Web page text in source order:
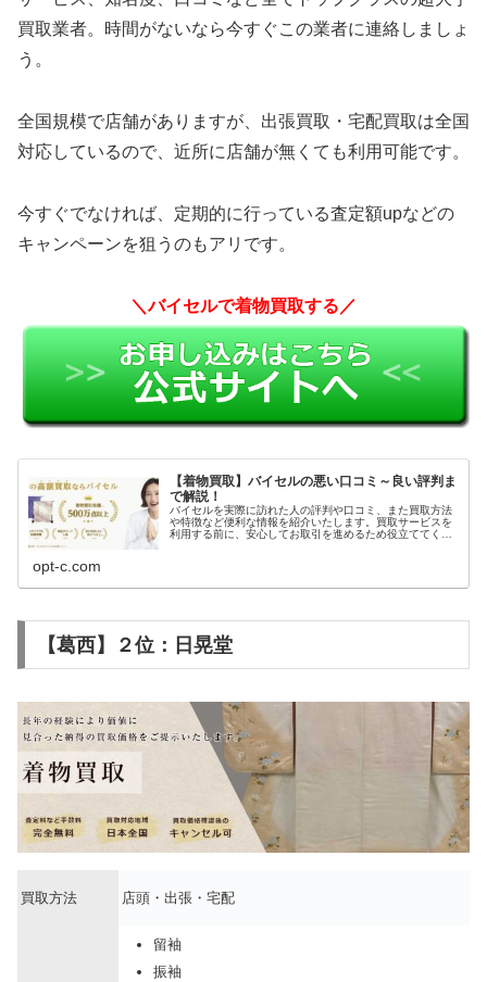
買取業者。時間がないなら今すぐこの業者に連絡しましょ
う。
全国規模で店舗がありますが、出張買取・宅配買取は全国
対応しているので、近所に店舗が無くても利用可能です。
今すぐでなければ、定期的に行っている査定額upなどの
キャンペーンを狙うのもアリです。
＼バイセルで着物買取する／
【着物買取】バイセルの悪い口コミ～良い評判ま
で解説！
バイセルを実際に訪れた人の評判や口コミ、また買取方法
や特徴など便利な情報を紹介いたします。買取サービスを
利用する前に、安心してお取引を進めるため役立ててくだ
opt-c.com
【葛西】２位：日晃堂
買取方法 店頭・出張・宅配
留袖
振袖